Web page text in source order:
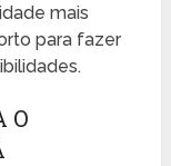
mais
para fazer
O